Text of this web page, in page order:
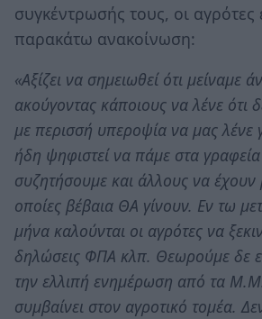
συγκέντρωσής τους, οι
παρακάτω ανακοίνωση:
«Αξίζει να σημειωθεί ότι μείναμε
ακούγοντας κάποιους να λένε ότι
με περισσή υπεροψία να μας λένε
ήδη ψηφιστεί να πάμε στα
συζητήσουμε και άλλους να έχουν
οποίες βέβαια ΘΑ γίνουν. Εν τω
μήνα καλούνται οι αγρότες να
δηλώσεις ΦΠΑ κλπ. Θεωρούμε δε
την ελλιπή ενημέρωση από τα
συμβαίνει στον αγροτικό τομέα.